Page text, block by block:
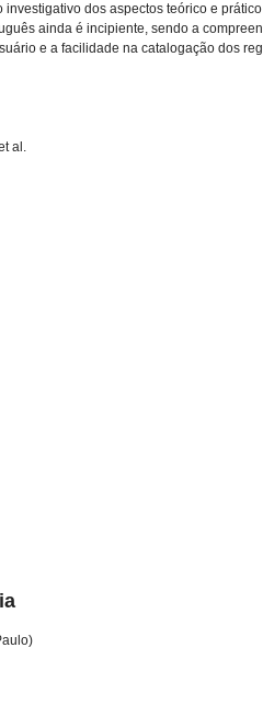
investigativo dos aspectos teórico e
ainda é incipiente, sendo a
e a facilidade na catalogação dos
al.